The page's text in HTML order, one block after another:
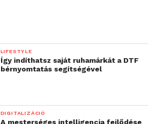
LIFESTYLE
Így indíthatsz saját ruhamárkát a DTF
bérnyomtatás segítségével
DIGITALIZÁCIÓ
A mesterséges intelligencia fejlődése